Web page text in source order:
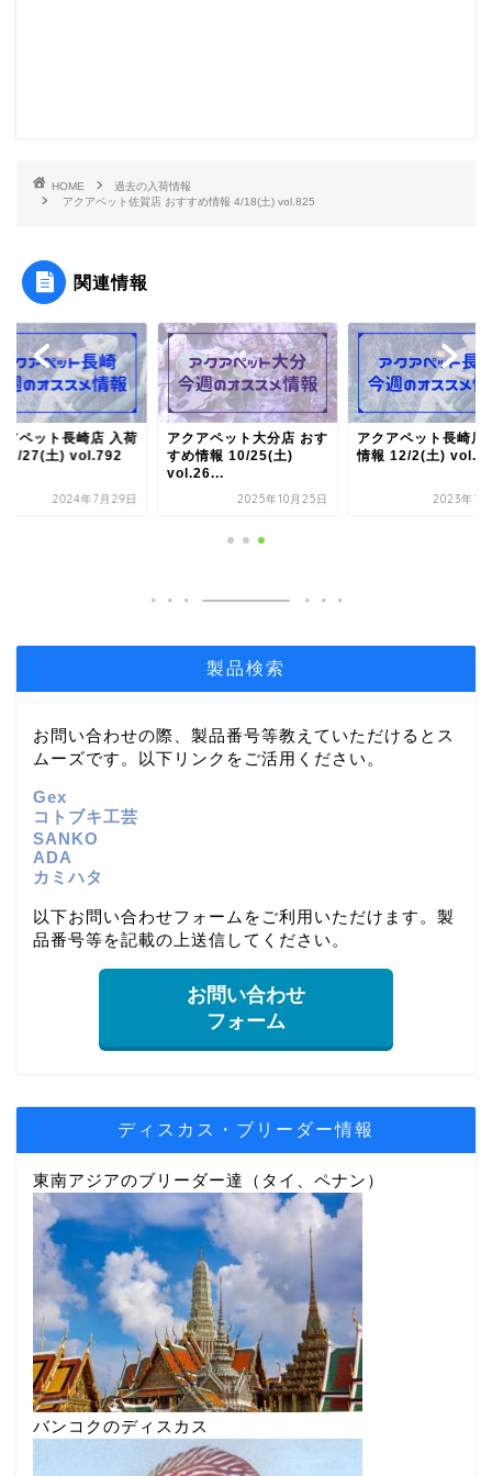
HOME
過去の入荷情報
アクアペット佐賀店 おすすめ情報 4/18(土) vol.825
関連情報
アペット大分店 おす
情報 10/25(土)
2025年10月25日
アクアペット長崎店 入荷
情報 12/2(土) vol.758
2023年12月2日
アクアペット長崎店
情報 7/27(土)
2024年7
製品検索
お問い合わせの際、製品番号等教えていただけるとス
ムーズです。以下リンクをご活用ください。
Gex
コトブキ工芸
SANKO
ADA
カミハタ
以下お問い合わせフォームをご利用いただけます。製
品番号等を記載の上送信してください。
お問い合わせ
フォーム
ディスカス・ブリーダー情報
東南アジアのブリーダー達（タイ、ペナン）
バンコクのディスカス